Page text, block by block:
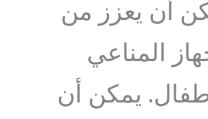
أن يعزز من
المناعي
يمكن أن